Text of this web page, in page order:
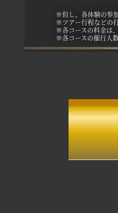
※但し、各体験の参
※ツアー行程などの
※各コースの料金は
※各コースの催行人